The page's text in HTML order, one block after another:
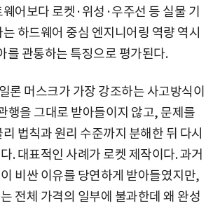
어보다 로켓·위성·우주선 등 실물 기
하드웨어 중심 엔지니어링 역량 역시
를 관통하는 특징으로 평가된다.
론 머스크가 가장 강조하는 사고방식이
행을 그대로 받아들이지 않고, 문제를
법칙과 원리 수준까지 분해한 뒤 다시
. 대표적인 사례가 로켓 제작이다. 과거
비싼 이유를 당연하게 받아들였지만,
전체 가격의 일부에 불과한데 왜 완성